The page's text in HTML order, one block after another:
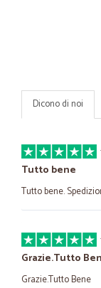
Dicono di noi
Tutto bene
Tutto bene.
Grazie.Tutto
Grazie.Tutto Bene